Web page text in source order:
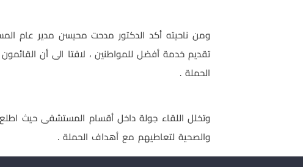
ومن ناحيته أكد الدكتور مدحت محيسن مدير عام
تقديم خدمة أفضل للمواطنين ، لافتا الى أن
الحملة .
وتخلل اللقاء جولة داخل أقسام المستشفى حيث اطلع
والصحية لتعاطيهم مع أهداف الحملة .